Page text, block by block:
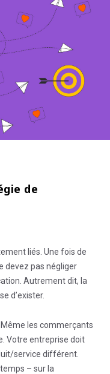
de
liés. Une fois de
devez pas négliger
Autrement dit, la
d’exister.
les commerçants
Votre entreprise doit
service différent.
– sur la